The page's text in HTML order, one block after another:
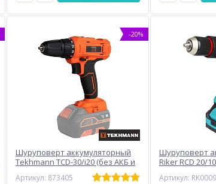
-20%
Шуруповерт аккумуляторный
Tekhmann TCD-30/i20 (без АКБ и
Артикул: 873405
Шуруповерт
Riker RCD 20/
Артикул: RK0009